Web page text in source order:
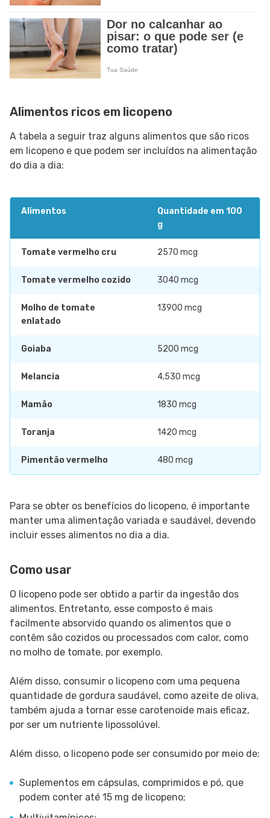
Alimentos ricos em licopeno
A tabela a seguir traz alguns alimentos que são ricos
em licopeno e que podem ser incluídos na alimentação
do dia a dia:
Alimentos
Quantidade em 100
g
Tomate vermelho cru 2570 mcg
Tomate vermelho cozido 3040 mcg
Molho de tomate
enlatado
13900 mcg
Goiaba 5200 mcg
Melancia 4,530 mcg
Mamão 1830 mcg
Toranja 1420 mcg
Pimentão vermelho 480 mcg
Para se obter os benefícios do licopeno, é importante
manter uma alimentação variada e saudável, devendo
incluir esses alimentos no dia a dia.
Como usar
O licopeno pode ser obtido a partir da ingestão dos
alimentos. Entretanto, esse composto é mais
facilmente absorvido quando os alimentos que o
contêm são cozidos ou processados ​​com calor, como
no molho de tomate, por exemplo.
Além disso, consumir o licopeno com uma pequena
quantidade de gordura saudável, como azeite de oliva,
também ajuda a tornar esse carotenoide mais eficaz,
por ser um nutriente lipossolúvel.
Além disso, o licopeno pode ser consumido por meio de:
Suplementos em cápsulas, comprimidos e pó, que
podem conter até 15 mg de licopeno;